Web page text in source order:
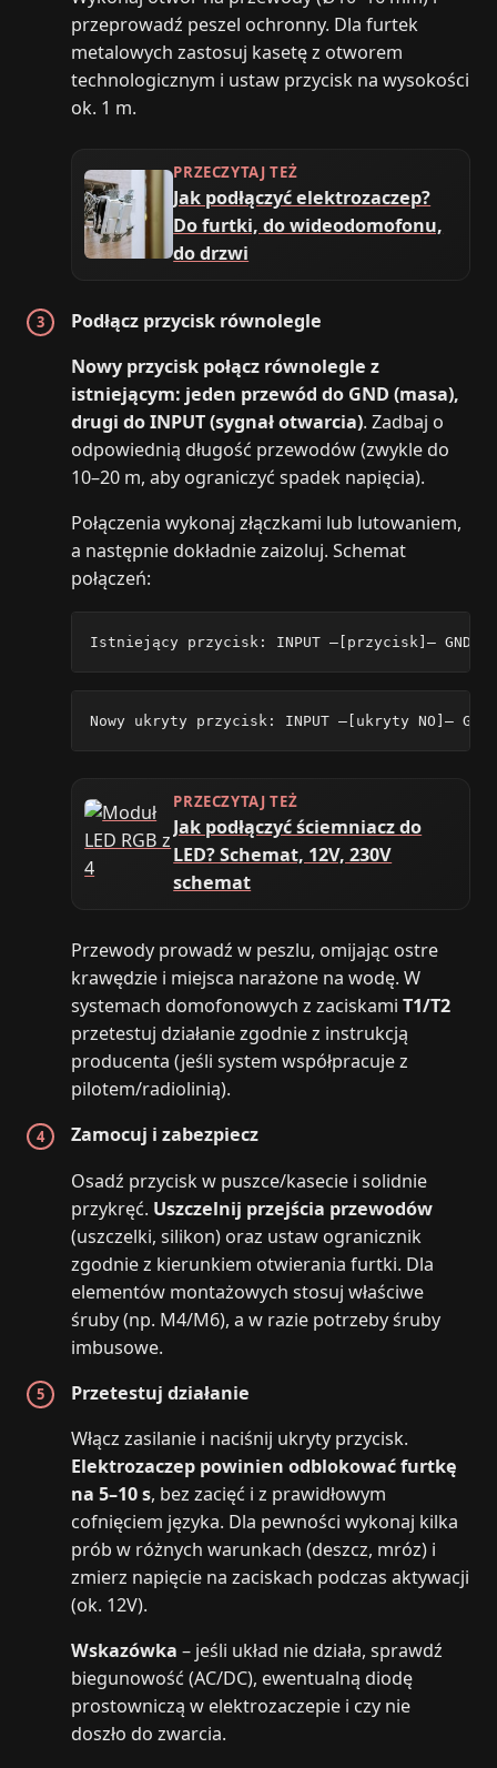
przeprowadź peszel ochronny. Dla furtek
metalowych zastosuj kasetę z otworem
technologicznym i ustaw przycisk na wysokości
ok. 1 m.
PRZECZYTAJ TEŻ
Jak podłączyć elektrozaczep?
Do furtki, do wideodomofonu,
do drzwi
Podłącz przycisk równolegle
Nowy przycisk połącz równolegle z
istniejącym: jeden przewód do GND (masa),
drugi do INPUT (sygnał otwarcia). Zadbaj o
odpowiednią długość przewodów (zwykle do
10–20 m, aby ograniczyć spadek napięcia).
Połączenia wykonaj złączkami lub lutowaniem,
a następnie dokładnie zaizoluj. Schemat
połączeń:
Istniejący przycisk: INPUT —[przycisk]— GND
Nowy ukryty przycisk: INPUT —[ukryty NO]— GND
PRZECZYTAJ TEŻ
Jak podłączyć ściemniacz do
LED? Schemat, 12V, 230V
schemat
Przewody prowadź w peszlu, omijając ostre
krawędzie i miejsca narażone na wodę. W
systemach domofonowych z zaciskamiT1/T2
przetestuj działanie zgodnie z instrukcją
producenta (jeśli system współpracuje z
pilotem/radiolinią).
Zamocuj i zabezpiecz
Osadź przycisk w puszce/kasecie i solidnie
przykręć. Uszczelnij przejścia przewodów
(uszczelki, silikon) oraz ustaw ogranicznik
zgodnie z kierunkiem otwierania furtki. Dla
elementów montażowych stosuj właściwe
śruby (np. M4/M6), a w razie potrzeby śruby
imbusowe.
Przetestuj działanie
Włącz zasilanie i naciśnij ukryty przycisk.
Elektrozaczep powinien odblokować furtkę
na 5–10 s, bez zacięć i z prawidłowym
cofnięciem języka. Dla pewności wykonaj kilka
prób w różnych warunkach (deszcz, mróz) i
zmierz napięcie na zaciskach podczas aktywacji
(ok. 12V).
Wskazówka – jeśli układ nie działa, sprawdź
biegunowość (AC/DC), ewentualną diodę
prostowniczą w elektrozaczepie i czy nie
doszło do zwarcia.